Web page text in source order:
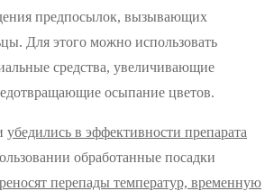
предпосылок, вызывающих
Для этого можно использовать
средства, увеличивающие
осыпание цветов.
убедились в эффективности препарата
обработанные посадки
перепады температур, временную